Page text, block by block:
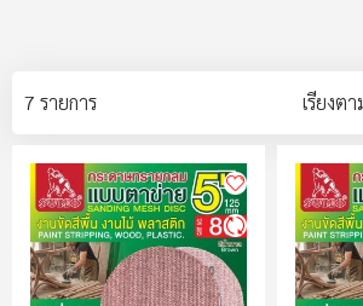
7 รายการ เรียงตา